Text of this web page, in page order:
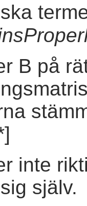
B på
inte
själv.